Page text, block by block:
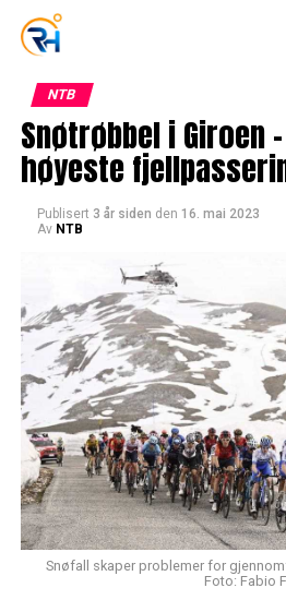
NTB
Snøtrøbbel i Giroen
høyeste
Publisert 3 år siden den 16. mai 2023
Av NTB
Snøfall skaper problemer for
Foto: Fabio